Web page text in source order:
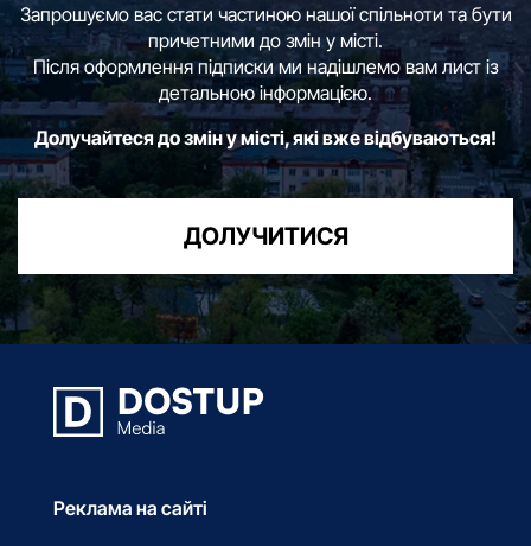
Запрошуємо вас стати частиною нашої спільноти та бути
причетними до змін у місті.
Після оформлення підписки ми надішлемо вам лист із
детальною інформацією.
Долучайтеся до змін у місті, які вже відбуваються!
ДОЛУЧИТИСЯ
Реклама на сайті